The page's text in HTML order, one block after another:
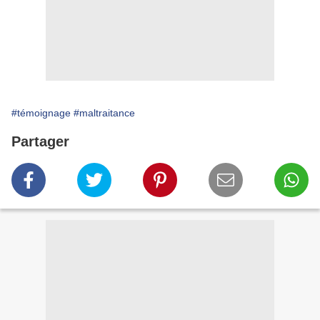
#témoignage #maltraitance
Partager